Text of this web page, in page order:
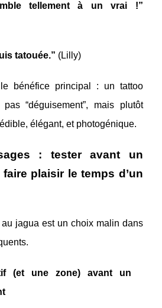
tellement à un vrai !”
tatouée.” (Lilly)
bénéfice principal : un tattoo
“déguisement”, mais plutôt
élégant, et photogénique.
: tester avant un
plaisir le temps d’un
jagua est un choix malin dans
(et une zone) avant un